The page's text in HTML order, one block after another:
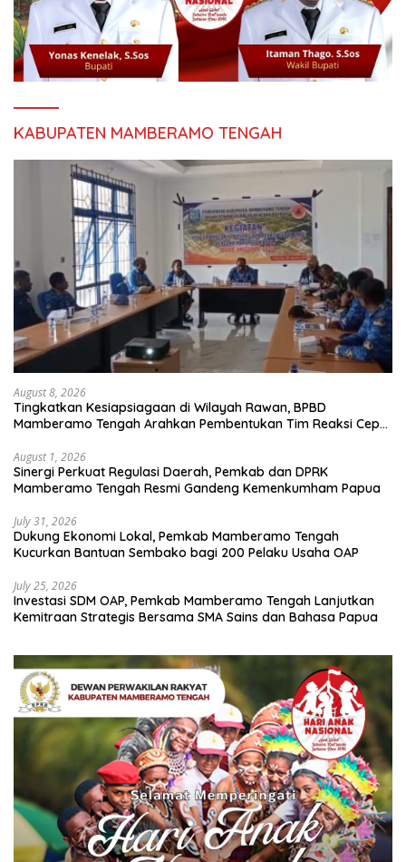
KABUPATEN MAMBERAMO TENGAH
August 8, 2026
Tingkatkan Kesiapsiagaan di Wilayah Rawan, BPBD
Mamberamo Tengah Arahkan Pembentukan Tim Reaksi Cepat
August 1, 2026
Sinergi Perkuat Regulasi Daerah, Pemkab dan DPRK
Mamberamo Tengah Resmi Gandeng Kemenkumham Papua
July 31, 2026
Dukung Ekonomi Lokal, Pemkab Mamberamo Tengah
Kucurkan Bantuan Sembako bagi 200 Pelaku Usaha OAP
July 25, 2026
Investasi SDM OAP, Pemkab Mamberamo Tengah Lanjutkan
Kemitraan Strategis Bersama SMA Sains dan Bahasa Papua